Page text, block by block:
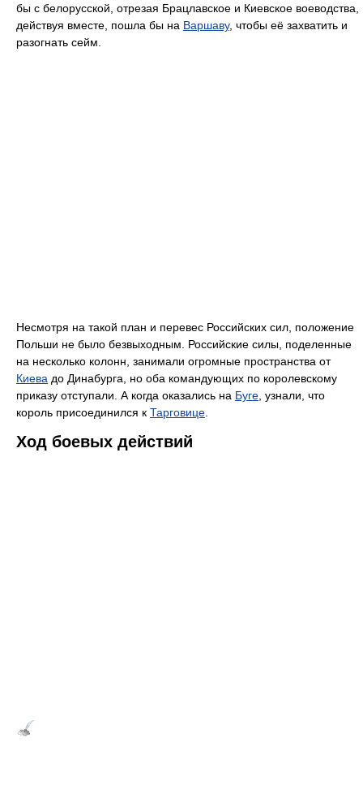
бы с белорусской, отрезая Брацлавское и Киевское воеводства,
действуя вместе, пошла бы на Варшаву, чтобы её захватить и
разогнать сейм.
Несмотря на такой план и перевес Российских сил, положение
Польши не было безвыходным. Российские силы, поделенные
на несколько колонн, занимали огромные пространства от
Киева до Динабурга, но оба командующих по королевскому
приказу отступали. А когда оказались на Буге , узнали, что
король присоединился к Тарговице
Ход боевых действий